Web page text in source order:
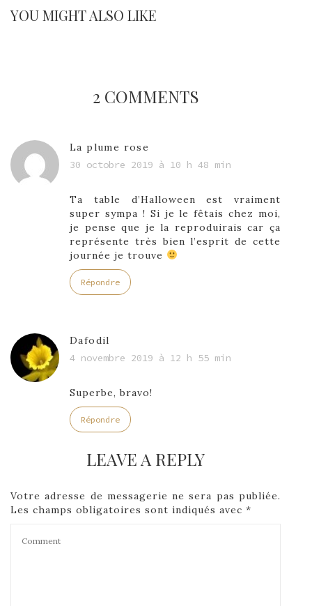
YOU MIGHT ALSO LIKE
2 COMMENTS
La plume rose
30 octobre 2019 à 10 h 48 min
Ta table d’Halloween est vraiment
super sympa ! Si je le fêtais chez moi,
je pense que je la reproduirais car ça
représente très bien l’esprit de cette
journée je trouve
Répondre
Dafodil
4 novembre 2019 à 12 h 55 min
Superbe, bravo!
Répondre
LEAVE A REPLY
Votre adresse de messagerie ne sera pas publiée.
Les champs obligatoires sont indiqués avec *